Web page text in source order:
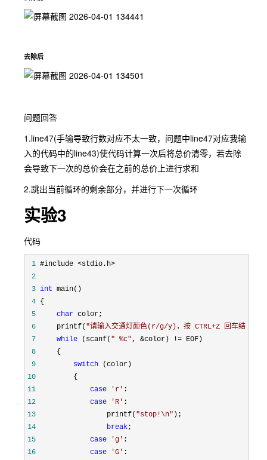
去除后
问题回答
1.line47(手输导致行数对应不太一致，问题中line47对应我输
入的代码中的line43)使代码计算一次后将总价清零，若去除
会导致下一次的总价会在之前的总价上进行求和
2.跳出当前循环的剩余部分，并进行下一次循环
实验3
代码
1
2
3 int main(
4
5
char
6
     printf(
"请输入交通灯颜色(r/g/y)，按 CTRL+Z 回车结束：
7
while (scanf( " %c", &color) !=
8
9
switch
10
11
case ' r '
12
case ' R '
13
                 printf(
"stop!\n"
14
break
15
case 'g '
16
case 'G '